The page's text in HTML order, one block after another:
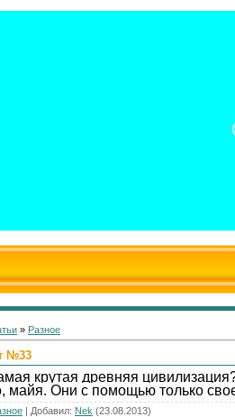
» Разное
№33
крутая древняя
майя. Они с помощью только
| Добавил: Nek (23.08.2013)